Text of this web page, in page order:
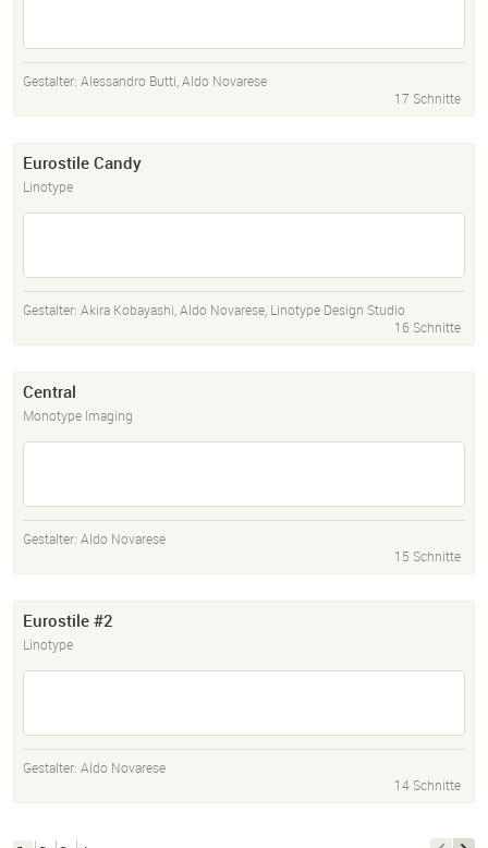
Gestalter: Alessandro Butti,Aldo Novarese
17 Schnitte
Eurostile Candy
Linotype
Gestalter: Akira Kobayashi,Aldo Novarese, Linotype Design Studio
16 Schnitte
Central
Monotype Imaging
Gestalter: Aldo Novarese
15 Schnitte
Eurostile #2
Linotype
Gestalter: Aldo Novarese
14 Schnitte